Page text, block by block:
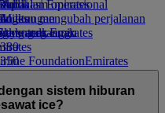
anak-anak
dalam operasional
FoundationEmirates
Opens an external link
Emirates
Aplikasi Emirates
atau mengubah perjalanan
terganggu
sistem hiburan
ice?